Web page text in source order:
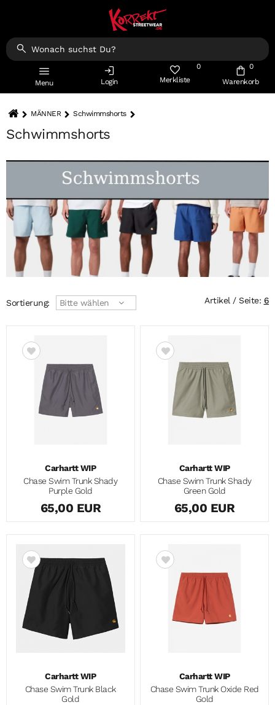
Menu Login Merkliste
0
Warenkorb
0
MÄNNER Schwimmshorts
Schwimmshorts
Sortierung: Bitte wählen Artikel / Seite: 6
Carhartt WIP
Chase Swim Trunk Shady
Purple Gold
65,00 EUR
Carhartt WIP
Chase Swim Trunk Shady
Green Gold
65,00 EUR
Carhartt WIP
Chase Swim Trunk Black
Gold
Carhartt WIP
Chase Swim Trunk Oxide Red
Gold